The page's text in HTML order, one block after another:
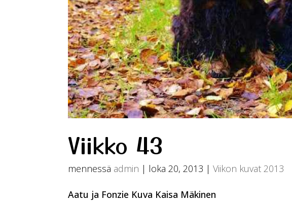
Viikko 43
mennessä admin | loka 20, 2013 |Viikon kuvat 2013
Aatu ja Fonzie Kuva Kaisa Mäkinen